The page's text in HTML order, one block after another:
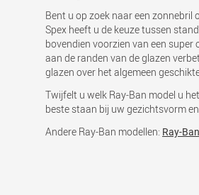
Bent u op zoek naar een
Spex heeft u de keuze tussen
bovendien voorzien van een
aan de randen van de glazen
glazen over het algemeen
Twijfelt u welk Ray-Ban model u
beste staan bij uw gezichtsvorm
Andere Ray-Ban modellen: Ray-